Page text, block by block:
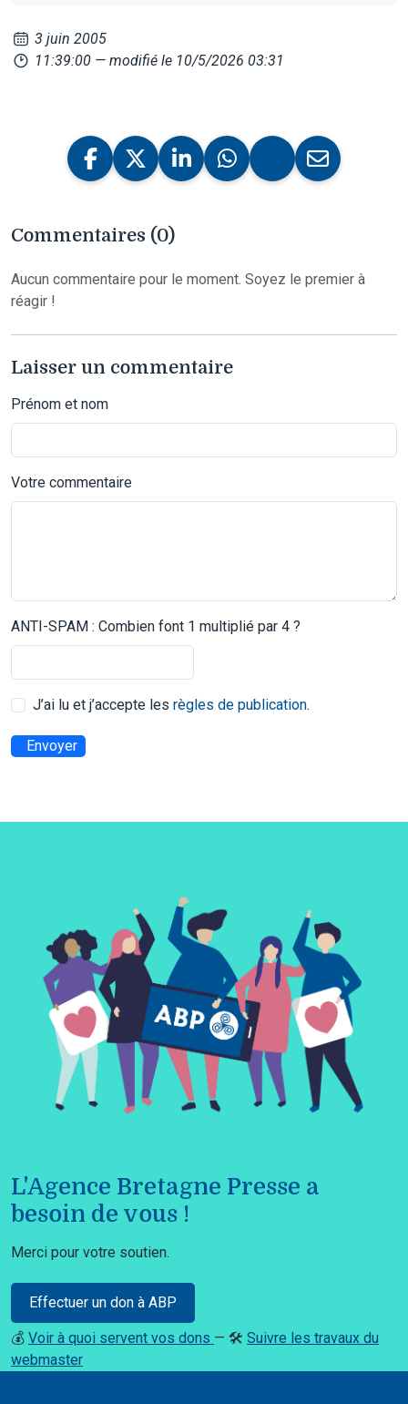
3 juin 2005
11:39:00 — modifié le 10/5/2026 03:31
Commentaires (0)
Aucun commentaire pour le moment. Soyez le premier à
réagir !
Laisser un commentaire
Prénom et nom
Votre commentaire
ANTI-SPAM : Combien font 1 multiplié par 4 ?
J’ai lu et j’accepte les règles de publication.
Envoyer
L'Agence Bretagne Presse a
besoin de vous !
Merci pour votre soutien.
Effectuer un don à ABP
💰 Voir à quoi servent vos dons — 🛠️ Suivre les travaux du
webmaster